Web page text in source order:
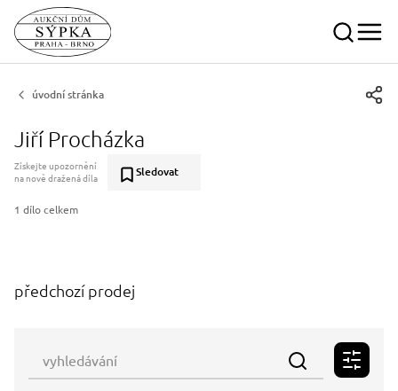
úvodní stránka
Jiří Procházka
Získejte upozornění
na nově dražená díla
Sledovat
1 dílo celkem
předchozí prodej